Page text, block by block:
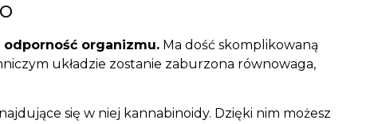
organizmu. Ma dość skomplikowaną
układzie zostanie zaburzona równowaga,
się w niej kannabinoidy. Dzięki nim możesz